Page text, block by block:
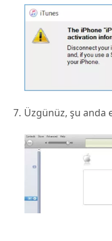
Üzgünüz, şu anda